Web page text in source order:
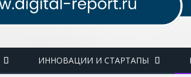
ИННОВАЦИИ И СТАРТАПЫ